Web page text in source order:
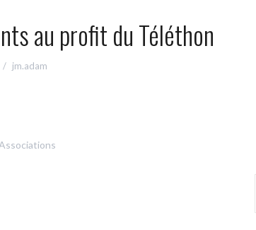
au profit du Téléthon
jm.adam